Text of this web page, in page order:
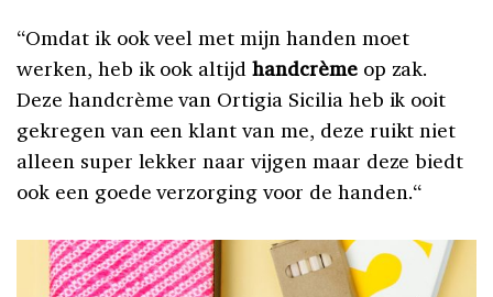
“Omdat ik ook veel met mijn handen moet
werken, heb ik ook altijdhandcrème op zak.
Deze handcrème van Ortigia Sicilia heb ik ooit
gekregen van een klant van me, deze ruikt niet
alleen super lekker naar vijgen maar deze biedt
ook een goede verzorging voor de handen.“